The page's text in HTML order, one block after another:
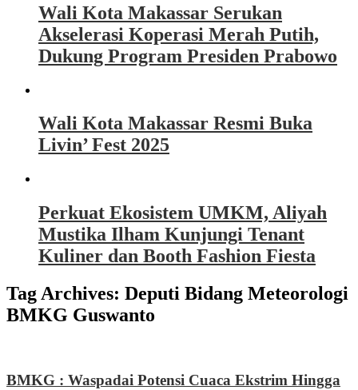
Wali Kota Makassar Serukan
Akselerasi Koperasi Merah Putih,
Dukung Program Presiden Prabowo
Wali Kota Makassar Resmi Buka
Livin’ Fest 2025
Perkuat Ekosistem UMKM, Aliyah
Mustika Ilham Kunjungi Tenant
Kuliner dan Booth Fashion Fiesta
Tag Archives: Deputi Bidang Meteorologi
BMKG Guswanto
BMKG : Waspadai Potensi Cuaca Ekstrim Hingga